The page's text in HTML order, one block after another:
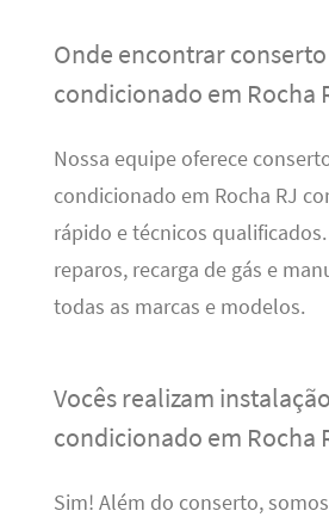
Onde encontrar
condicionado em Rocha
Nossa equipe oferece
condicionado em Rocha RJ
rápido e técnicos
reparos, recarga de gás e
todas as marcas e modelos.
Vocês realizam
condicionado em Rocha
Sim! Além do conserto,